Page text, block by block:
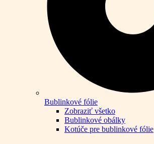
Bublinkové fólie
Zobraziť všetko
Bublinkové obálky
Kotúče pre bublinkové fólie